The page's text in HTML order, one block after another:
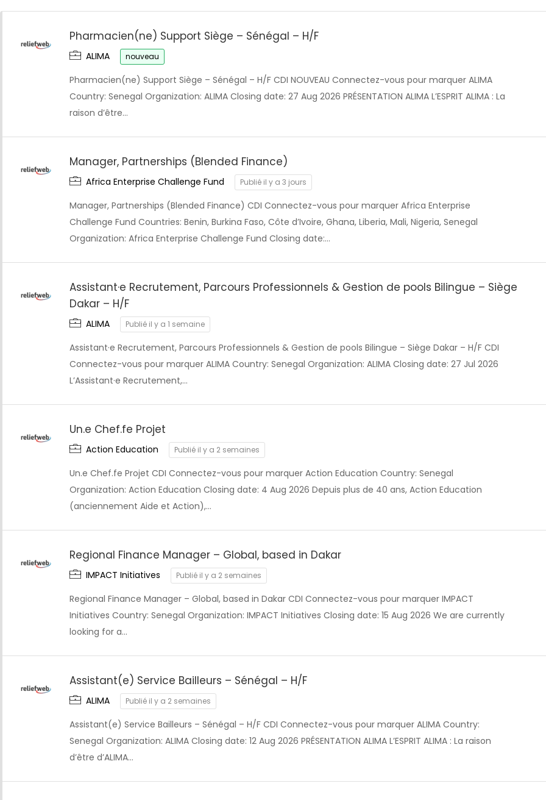
Pharmacien(ne) Support Siège – Sénégal – H/F
ALIMA nouveau
Pharmacien(ne) Support Siège – Sénégal – H/F CDI NOUVEAU Connectez-vous pour marquer ALIMA
Country: Senegal Organization: ALIMA Closing date: 27 Aug 2026 PRÉSENTATION ALIMA L’ESPRIT ALIMA : La
raison d’être…
Manager, Partnerships (Blended Finance)
Africa Enterprise Challenge Fund Publié il y a 3 jours
Manager, Partnerships (Blended Finance) CDI Connectez-vous pour marquer Africa Enterprise
Challenge Fund Countries: Benin, Burkina Faso, Côte d’Ivoire, Ghana, Liberia, Mali, Nigeria, Senegal
Organization: Africa Enterprise Challenge Fund Closing date:…
Assistant·e Recrutement, Parcours Professionnels & Gestion de pools Bilingue – Siège
Dakar – H/F
ALIMA Publié il y a 1 semaine
Assistant·e Recrutement, Parcours Professionnels & Gestion de pools Bilingue – Siège Dakar – H/F CDI
Connectez-vous pour marquer ALIMA Country: Senegal Organization: ALIMA Closing date: 27 Jul 2026
L’Assistant·e Recrutement,…
Un.e Chef.fe Projet
Action Education Publié il y a 2 semaines
Un.e Chef.fe Projet CDI Connectez-vous pour marquer Action Education Country: Senegal
Organization: Action Education Closing date: 4 Aug 2026 Depuis plus de 40 ans, Action Education
(anciennement Aide et Action),…
Regional Finance Manager – Global, based in Dakar
IMPACT Initiatives Publié il y a 2 semaines
Regional Finance Manager – Global, based in Dakar CDI Connectez-vous pour marquer IMPACT
Initiatives Country: Senegal Organization: IMPACT Initiatives Closing date: 15 Aug 2026 We are currently
looking for a…
Assistant(e) Service Bailleurs – Sénégal – H/F
ALIMA Publié il y a 2 semaines
Assistant(e) Service Bailleurs – Sénégal – H/F CDI Connectez-vous pour marquer ALIMA Country:
Senegal Organization: ALIMA Closing date: 12 Aug 2026 PRÉSENTATION ALIMA L’ESPRIT ALIMA : La raison
d’être d’ALIMA…